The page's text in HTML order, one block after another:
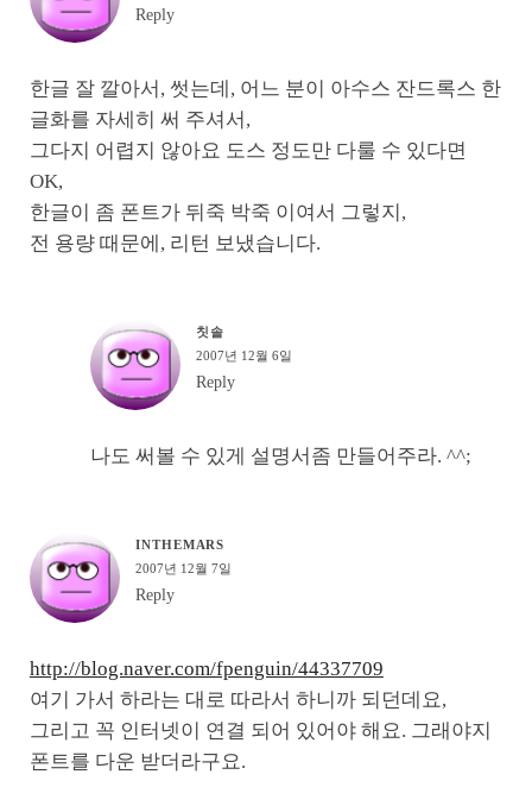
Reply
한글 잘 깔아서, 썻는데, 어느 분이 아수스 잔드록스 한
글화를 자세히 써 주셔서,
그다지 어렵지 않아요 도스 정도만 다룰 수 있다면
OK,
한글이 좀 폰트가 뒤죽 박죽 이여서 그렇지,
전 용량 때문에, 리턴 보냈습니다.
칫솔
2007년 12월 6일
Reply
나도 써볼 수 있게 설명서좀 만들어주라. ^^;
INTHEMARS
2007년 12월 7일
Reply
http://blog.naver.com/fpenguin/44337709
여기 가서 하라는 대로 따라서 하니까 되던데요,
그리고 꼭 인터넷이 연결 되어 있어야 해요. 그래야지
폰트를 다운 받더라구요.